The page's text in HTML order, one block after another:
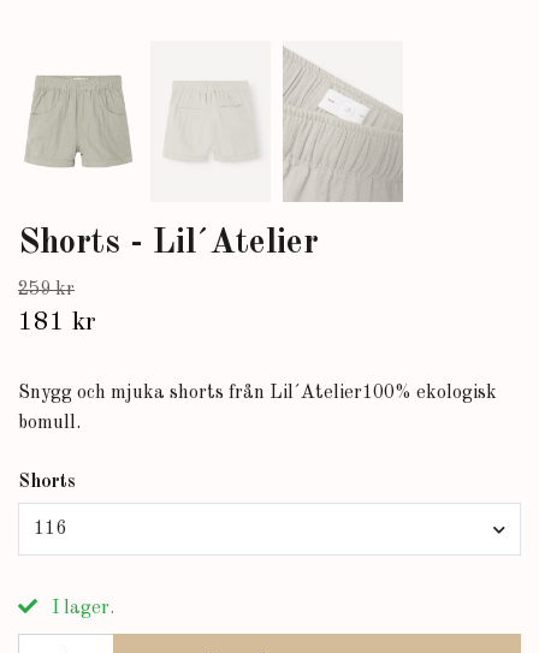
Shorts - Lil´Atelier
259 kr
181 kr
Snygg och mjuka shorts från Lil´Atelier100% ekologisk
bomull.
Shorts
116
I lager.